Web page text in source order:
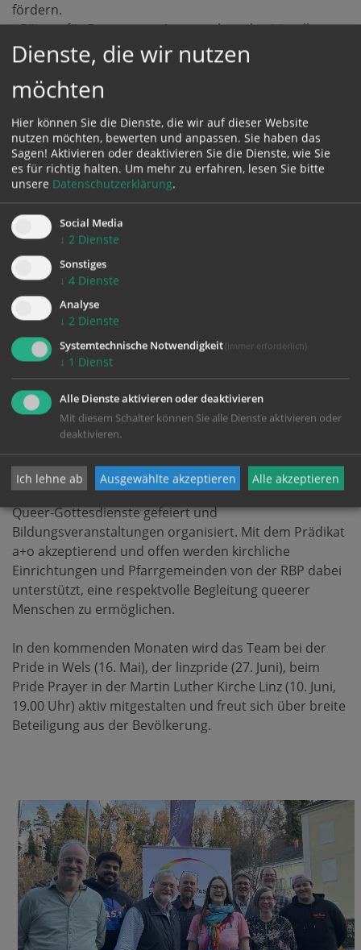
fördern.
• Räume für Begegnung, Austausch und spirituelle
Begleitung für queere Menschen und ihre Angehörigen
auszubauen.
• Hauptamtliche Unterstützung für die
Die Regenbogenpastoral der Diözese Linz ist seit 1989 –
zuerst als Arbeitsgruppe des Referates Ehe und Familie
und dann als Arbeitskreis der Katholischen Aktion – in
Sie tritt für eine Kirche und Gesellschaft ein, in der Platz
für alle Menschen sowie ihre vielfältigen
Lebensrealitäten und Beziehungsformen ist.
Der Arbeitskreis ist ein kirchliches Netzwerk von
Engagierten, das sich Seelsorge für queere Menschen
zum Ziel gesetzt hat und mit ihnen Kirche lebt. Der
Regenbogen ist dafür Symbol, einerseits weil die
und queerfreundliche Orte darstellt und andererseits,
weil der Regenbogen in der kirchlichen Tradition als ein
Zeichen für die Liebe Gottes zu den Menschen
In der Diözese Linz werden seit zehn Jahren regelmäßig
Queer-Gottesdienste gefeiert und
Bildungsveranstaltungen organisiert. Mit dem Prädikat
a+o akzeptierend und offen werden kirchliche
Einrichtungen und Pfarrgemeinden von der RBP dabei
unterstützt, eine respektvolle Begleitung queerer
Menschen zu ermöglichen.
In den kommenden Monaten wird das Team bei der
Pride in Wels (16. Mai), der linzpride (27. Juni), beim
Pride Prayer in der Martin Luther Kirche Linz (10. Juni,
19.00 Uhr) aktiv mitgestalten und freut sich über breite
Beteiligung aus der Bevölkerung.
Dienste, die wir nutzen
möchten
Hier können Sie die Dienste, die wir auf dieser Website
nutzen möchten, bewerten und anpassen. Sie haben das
Sagen! Aktivieren oder deaktivieren Sie die Dienste, wie Sie
es für richtig halten. Um mehr zu erfahren, lesen Sie bitte
unsere Datenschutzerklärung.
Social Media
↓ 2 Dienste
Sonstiges
↓ 4 Dienste
Analyse
↓ 2 Dienste
Systemtechnische Notwendigkeit (immer erforderlich)
↓ 1 Dienst
Alle Dienste aktivieren oder deaktivieren
Mit diesem Schalter können Sie alle Dienste aktivieren oder
deaktivieren.
Ich lehne ab Ausgewählte akzeptieren Alle akzeptieren